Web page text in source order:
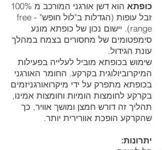
כופתא
הוא דשן אורגני המורכב מ 100%
זבל עופות (הגדלות ב"לול חופש" - free
range). יישום נכון של כופתא מונע
סימפטומים של מחסורים בצמח במהלך
עונת הגידול.
שימוש בכופתא מוביל לעלייה בפעילות
המיקרוביולוגית בקרקע. החומר האורגני
בכופתא מתפרק על ידי מיקרואורגניזמים
בקרקע לחומצות הומיות וחומצות אמינו,
תהליך זה דורש חמצן ומושך אוויר, כך
שהקרקע הופכת אוורירית יותר.
יתרונות: